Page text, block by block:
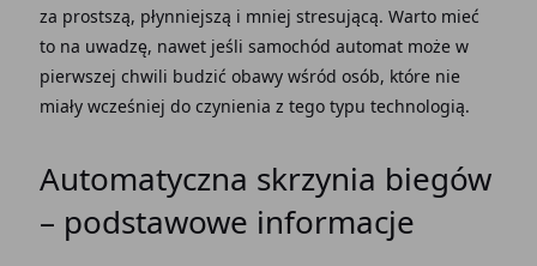
za prostszą, płynniejszą i mniej stresującą. Warto mieć
to na uwadzę, nawet jeśli samochód automat może w
pierwszej chwili budzić obawy wśród osób, które nie
miały wcześniej do czynienia z tego typu technologią.
Automatyczna skrzynia biegów
– podstawowe informacje